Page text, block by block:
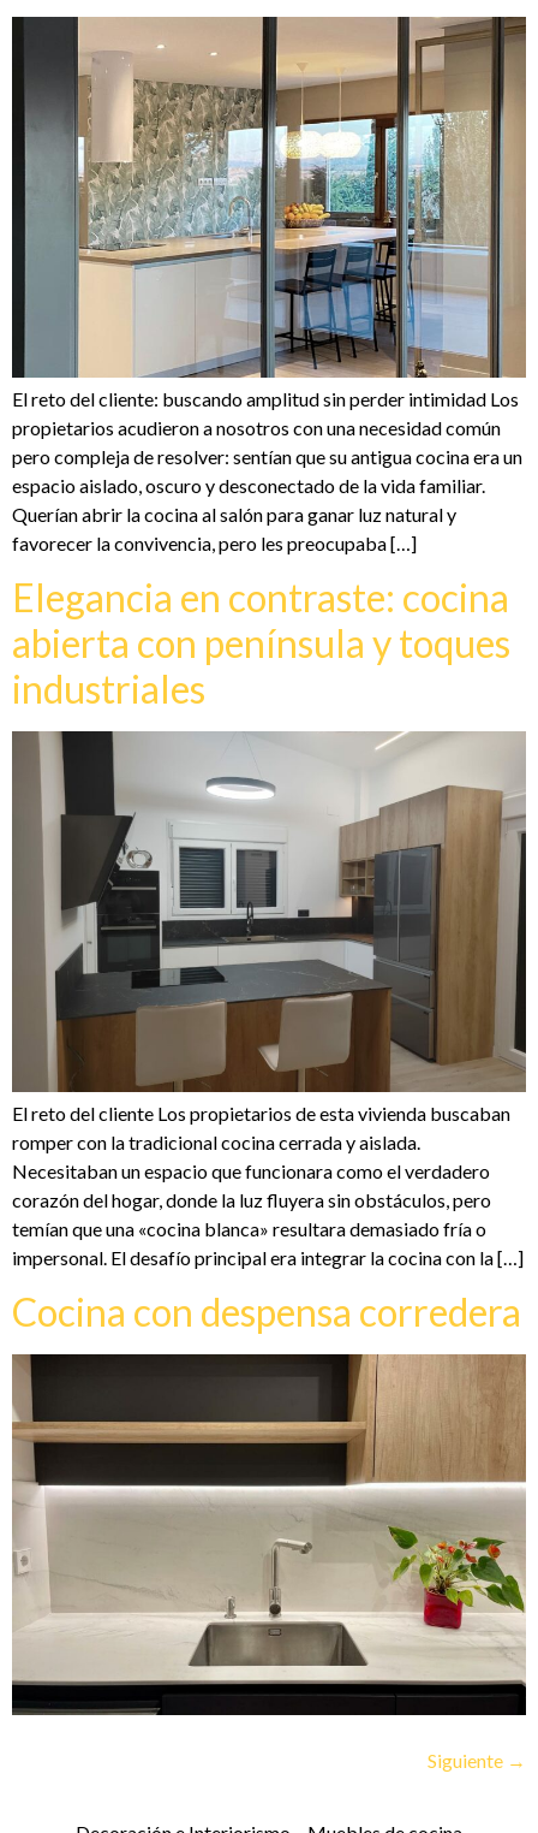
El reto del cliente: buscando amplitud sin perder intimidad Los
propietarios acudieron a nosotros con una necesidad común
pero compleja de resolver: sentían que su antigua cocina era un
espacio aislado, oscuro y desconectado de la vida familiar.
Querían abrir la cocina al salón para ganar luz natural y
favorecer la convivencia, pero les preocupaba […]
Elegancia en contraste: cocina
abierta con península y toques
industriales
El reto del cliente Los propietarios de esta vivienda buscaban
romper con la tradicional cocina cerrada y aislada.
Necesitaban un espacio que funcionara como el verdadero
corazón del hogar, donde la luz fluyera sin obstáculos, pero
temían que una «cocina blanca» resultara demasiado fría o
impersonal. El desafío principal era integrar la cocina con la […]
Cocina con despensa corredera
Siguiente →